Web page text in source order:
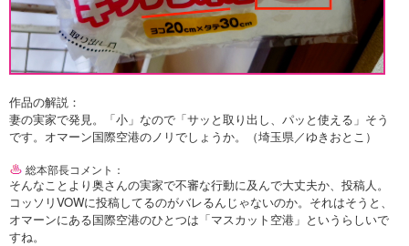
作品の解説：
妻の実家で発見。「小」なので「サッと取り出し、パッと使える」そう
です。オマーン国際空港のノリでしょうか。（埼玉県／ゆきおとこ）
総本部長コメント：
そんなことより奥さんの実家で不審な行動に及んで大丈夫か、投稿人。
コッソリVOWに投稿してるのがバレるんじゃないのか。それはそうと、
オマーンにある国際空港のひとつは「マスカット空港」というらしいで
すね。